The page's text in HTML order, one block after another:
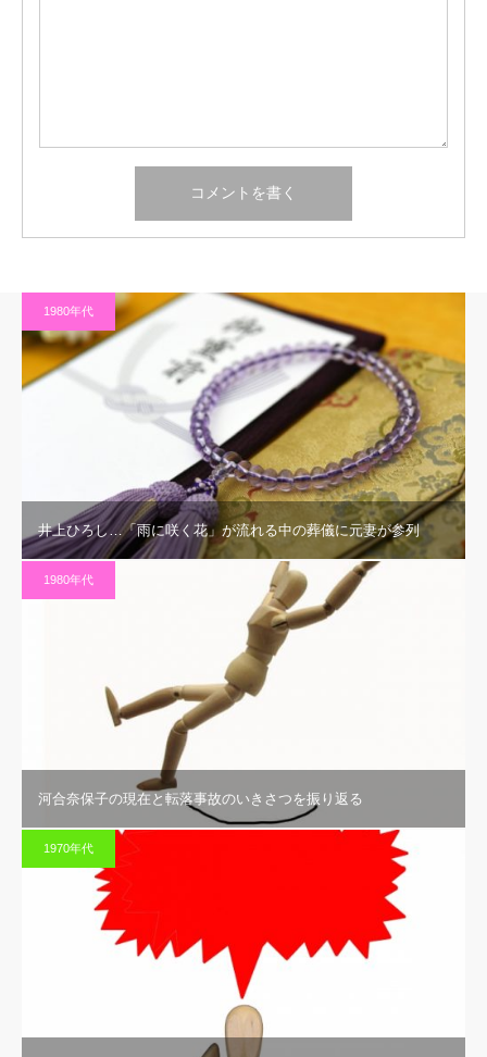
1980年代
井上ひろし…「雨に咲く花」が流れる中の葬儀に元妻が参列
1980年代
河合奈保子の現在と転落事故のいきさつを振り返る
1970年代